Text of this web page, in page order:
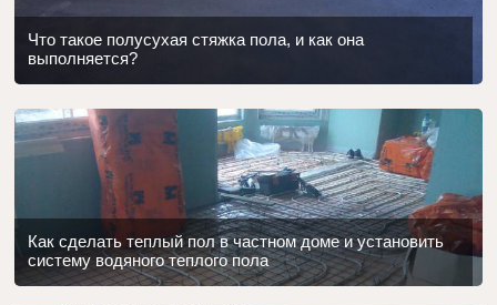
Что такое полусухая стяжка пола, и как она
выполняется?
Как сделать теплый пол в частном доме и установить
систему водяного теплого пола